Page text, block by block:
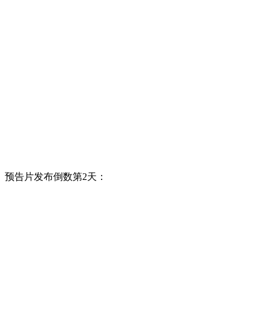
预告片发布倒数第2天：